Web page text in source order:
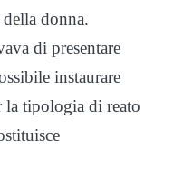
della donna.
di presentare
instaurare
tipologia di reato